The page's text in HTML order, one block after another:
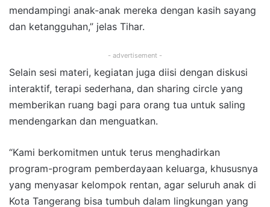
mendampingi anak-anak mereka dengan kasih sayang
dan ketangguhan,” jelas Tihar.
- advertisement -
Selain sesi materi, kegiatan juga diisi dengan diskusi
interaktif, terapi sederhana, dan sharing circle yang
memberikan ruang bagi para orang tua untuk saling
mendengarkan dan menguatkan.
“Kami berkomitmen untuk terus menghadirkan
program-program pemberdayaan keluarga, khususnya
yang menyasar kelompok rentan, agar seluruh anak di
Kota Tangerang bisa tumbuh dalam lingkungan yang